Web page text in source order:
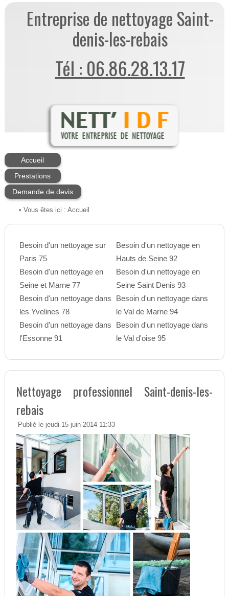
Entreprise de nettoyage Saint-
denis-les-rebais
Tél : 06.86.28.13.17
Accueil
Prestations
Demande de devis
• Vous êtes ici : Accueil
Besoin d'un nettoyage sur
Paris 75
Besoin d'un nettoyage en
Seine et Marne 77
Besoin d'un nettoyage dans
les Yvelines 78
Besoin d'un nettoyage dans
l'Essonne 91
Besoin d'un nettoyage en
Hauts de Seine 92
Besoin d'un nettoyage en
Seine Saint Denis 93
Besoin d'un nettoyage dans
le Val de Marne 94
Besoin d'un nettoyage dans
le Val d'oise 95
Nettoyage professionnel Saint-denis-les-
rebais
Publié le jeudi 15 juin 2014 11:33